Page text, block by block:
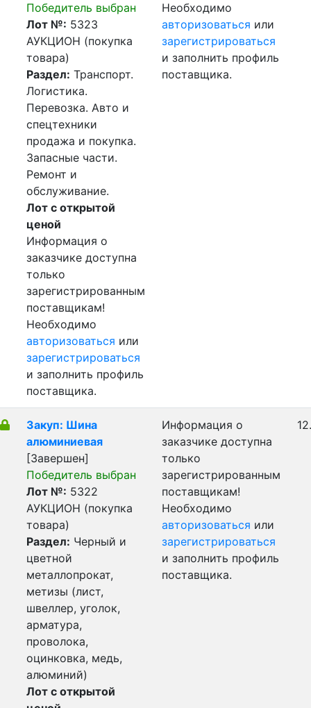
Победитель выбран
Лот №: 5323
АУКЦИОН (покупка
товара)
Раздел: Транспорт.
Логистика.
Перевозка. Авто и
спецтехники
продажа и покупка.
Запасные части.
Ремонт и
обслуживание.
Лот с открытой
ценой
Информация о
заказчике доступна
только
зарегистрированным
поставщикам!
Необходимо
авторизоваться или
зарегистрироваться
и заполнить профиль
поставщика.
Необходимо
авторизоваться или
зарегистрироваться
и заполнить профиль
поставщика.
Закуп: Шина
алюминиевая
[Завершен]
Победитель выбран
Лот №: 5322
АУКЦИОН (покупка
товара)
Раздел: Черный и
цветной
металлопрокат,
метизы (лист,
швеллер, уголок,
арматура,
проволока,
оцинковка, медь,
алюминий)
Лот с открытой
Информация о
заказчике доступна
только
зарегистрированным
поставщикам!
Необходимо
авторизоваться или
зарегистрироваться
и заполнить профиль
поставщика.